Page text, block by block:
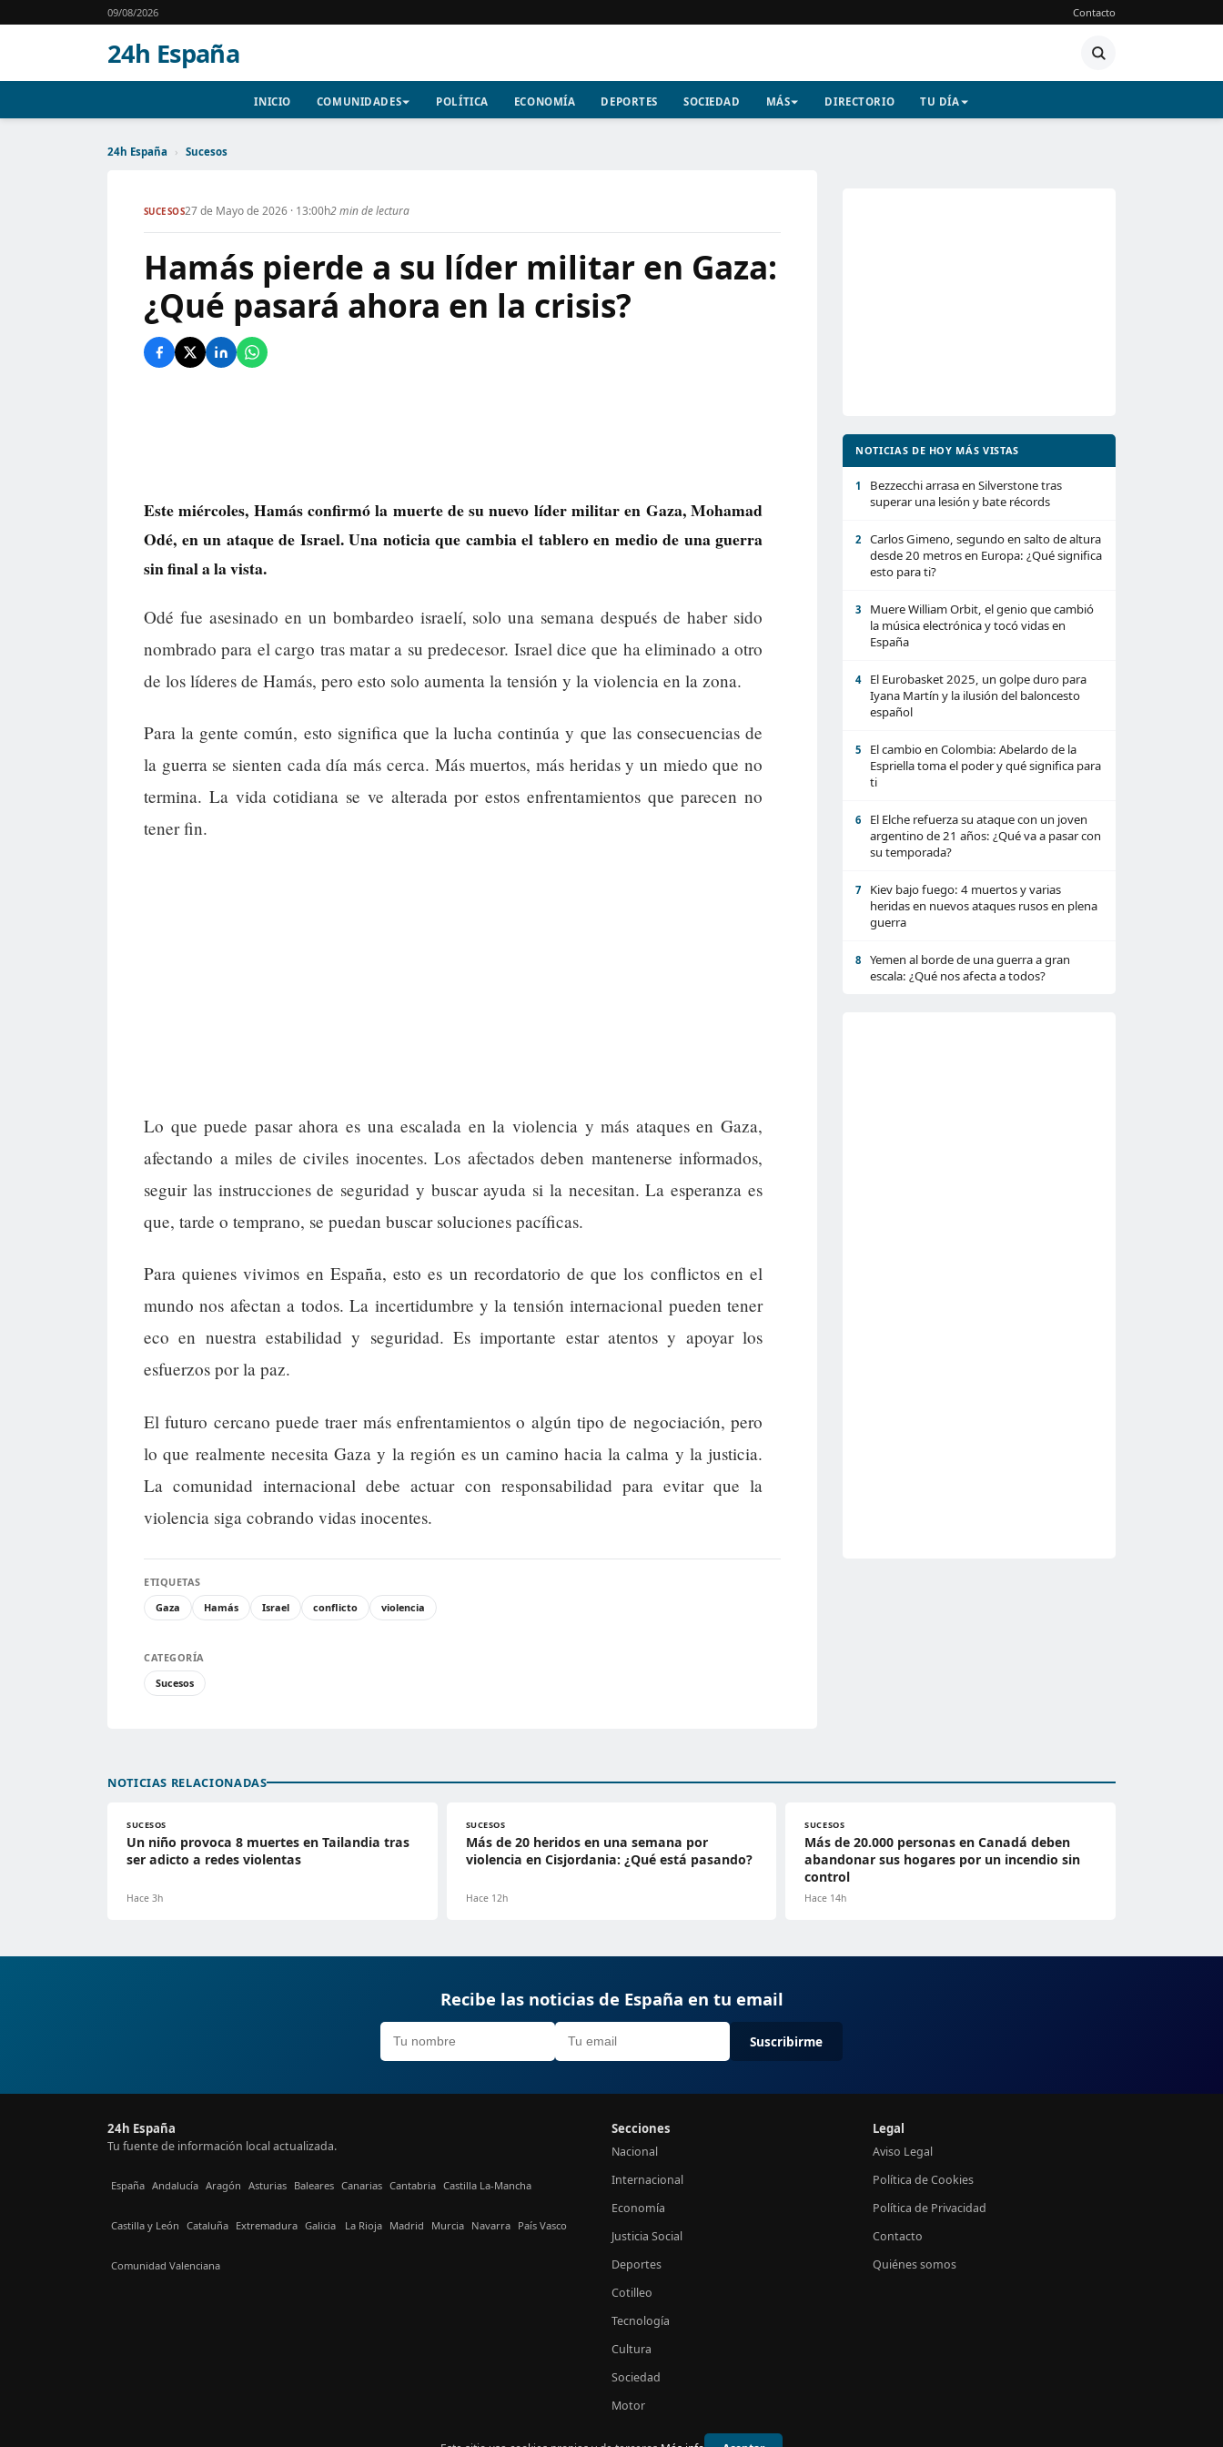
09/08/2026 Contacto
24h España
INICIO COMUNIDADES POLÍTICA ECONOMÍA DEPORTES SOCIEDAD MÁS DIRECTORIO TU DÍA
24h España › Sucesos
SUCESOS27 de Mayo de 2026 · 13:00h2 min de lectura
Hamás pierde a su líder militar en Gaza:
¿Qué pasará ahora en la crisis?
Este miércoles, Hamás confirmó la muerte de su nuevo líder militar en Gaza, Mohamad
Odé, en un ataque de Israel. Una noticia que cambia el tablero en medio de una guerra
sin final a la vista.
Odé fue asesinado en un bombardeo israelí, solo una semana después de haber sido
nombrado para el cargo tras matar a su predecesor. Israel dice que ha eliminado a otro
de los líderes de Hamás, pero esto solo aumenta la tensión y la violencia en la zona.
Para la gente común, esto significa que la lucha continúa y que las consecuencias de
la guerra se sienten cada día más cerca. Más muertos, más heridas y un miedo que no
termina. La vida cotidiana se ve alterada por estos enfrentamientos que parecen no
tener fin.
Lo que puede pasar ahora es una escalada en la violencia y más ataques en Gaza,
afectando a miles de civiles inocentes. Los afectados deben mantenerse informados,
seguir las instrucciones de seguridad y buscar ayuda si la necesitan. La esperanza es
que, tarde o temprano, se puedan buscar soluciones pacíficas.
Para quienes vivimos en España, esto es un recordatorio de que los conflictos en el
mundo nos afectan a todos. La incertidumbre y la tensión internacional pueden tener
eco en nuestra estabilidad y seguridad. Es importante estar atentos y apoyar los
esfuerzos por la paz.
El futuro cercano puede traer más enfrentamientos o algún tipo de negociación, pero
lo que realmente necesita Gaza y la región es un camino hacia la calma y la justicia.
La comunidad internacional debe actuar con responsabilidad para evitar que la
violencia siga cobrando vidas inocentes.
ETIQUETAS
Gaza
Hamás Israel conflicto violencia
CATEGORÍA
Sucesos
NOTICIAS DE HOY MÁS VISTAS
1
Bezzecchi arrasa en Silverstone tras
superar una lesión y bate récords
2
Carlos Gimeno, segundo en salto de altura
desde 20 metros en Europa: ¿Qué significa
esto para ti?
3
Muere William Orbit, el genio que cambió
la música electrónica y tocó vidas en
España
4
El Eurobasket 2025, un golpe duro para
Iyana Martín y la ilusión del baloncesto
español
5
El cambio en Colombia: Abelardo de la
Espriella toma el poder y qué significa para
ti
6
El Elche refuerza su ataque con un joven
argentino de 21 años: ¿Qué va a pasar con
su temporada?
7
Kiev bajo fuego: 4 muertos y varias
heridas en nuevos ataques rusos en plena
guerra
8
Yemen al borde de una guerra a gran
escala: ¿Qué nos afecta a todos?
NOTICIAS RELACIONADAS
SUCESOS
Un niño provoca 8 muertes en Tailandia tras
ser adicto a redes violentas
Hace 3h
SUCESOS
Más de 20 heridos en una semana por
violencia en Cisjordania: ¿Qué está pasando?
Hace 12h
SUCESOS
Más de 20.000 personas en Canadá deben
abandonar sus hogares por un incendio sin
control
Hace 14h
Recibe las noticias de España en tu email
Suscribirme
24h España
Tu fuente de información local actualizada.
España Andalucía Aragón Asturias Baleares Canarias Cantabria Castilla La-Mancha
Castilla y León Cataluña Extremadura Galicia La Rioja Madrid Murcia Navarra País Vasco
Comunidad Valenciana
Secciones
Nacional
Internacional
Economía
Justicia Social
Deportes
Cotilleo
Tecnología
Cultura
Sociedad
Motor
Legal
Aviso Legal
Política de Cookies
Política de Privacidad
Contacto
Quiénes somos